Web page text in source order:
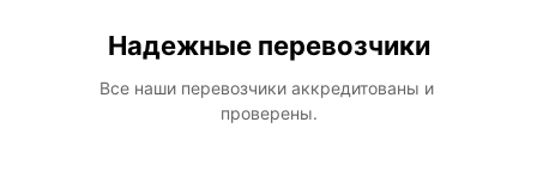
Надежные перевозчики
Все наши перевозчики аккредитованы и
проверены.